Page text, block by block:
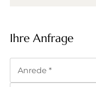
Ihre Anfrage